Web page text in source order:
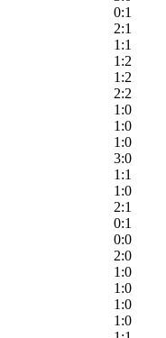
0:1
2:1
1:1
1:2
1:2
2:2
1:0
1:0
1:0
3:0
1:1
1:0
2:1
0:1
0:0
2:0
1:0
1:0
1:0
1:0